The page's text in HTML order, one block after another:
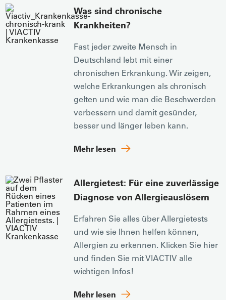
Was sind chronische
Krankheiten?
Fast jeder zweite Mensch in
Deutschland lebt mit einer
chronischen Erkrankung. Wir zeigen,
welche Erkrankungen als chronisch
gelten und wie man die Beschwerden
verbessern und damit gesünder,
besser und länger leben kann.
Mehr lesen
Allergietest: Für eine zuverlässige
Diagnose von Allergieauslösern
Erfahren Sie alles über Allergietests
und wie sie Ihnen helfen können,
Allergien zu erkennen. Klicken Sie hier
und finden Sie mit VIACTIV alle
wichtigen Infos!
Mehr lesen